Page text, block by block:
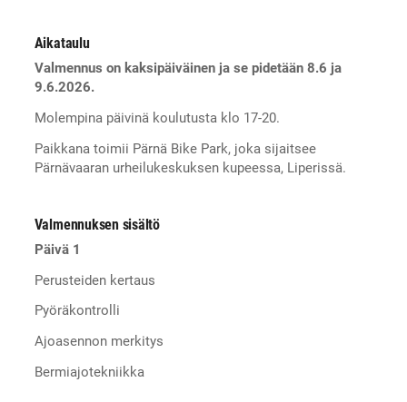
Aikataulu
Valmennus on kaksipäiväinen ja se pidetään 8.6 ja
9.6.2026.
Molempina päivinä koulutusta klo 17-20.
Paikkana toimii Pärnä Bike Park, joka sijaitsee
Pärnävaaran urheilukeskuksen kupeessa, Liperissä.
Valmennuksen sisältö
Päivä 1
Perusteiden kertaus
Pyöräkontrolli
Ajoasennon merkitys
Bermiajotekniikka